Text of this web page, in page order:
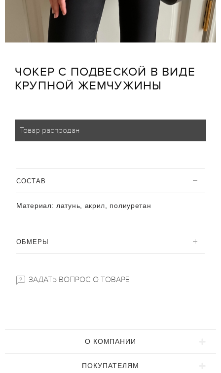
ЧОКЕР С ПОДВЕСКОЙ В ВИДЕ
КРУПНОЙ ЖЕМЧУЖИНЫ
Товар распродан
CОСТАВ
Материал: латунь, акрил, полиуретан
ОБМЕРЫ
ЗАДАТЬ ВОПРОС О ТОВАРЕ
О КОМПАНИИ
ПОКУПАТЕЛЯМ